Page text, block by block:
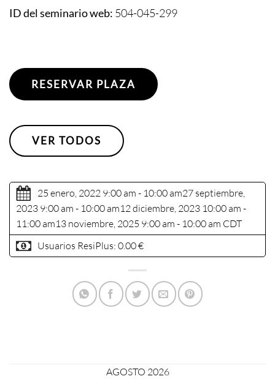
ID del seminario web: 504-045-299
RESERVAR PLAZA
VER TODOS
25 enero, 2022 9:00 am - 10:00 am27 septiembre,
2023 9:00 am - 10:00 am12 diciembre, 2023 10:00 am -
11:00 am13 noviembre, 2025 9:00 am - 10:00 am CDT
Usuarios ResiPlus: 0.00 €
AGOSTO 2026